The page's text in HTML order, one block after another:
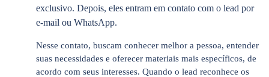
exclusivo. Depois, eles entram em contato com o lead por
e-mail ou WhatsApp.
Nesse contato, buscam conhecer melhor a pessoa, entender
suas necessidades e oferecer materiais mais específicos, de
acordo com seus interesses. Quando o lead reconhece os